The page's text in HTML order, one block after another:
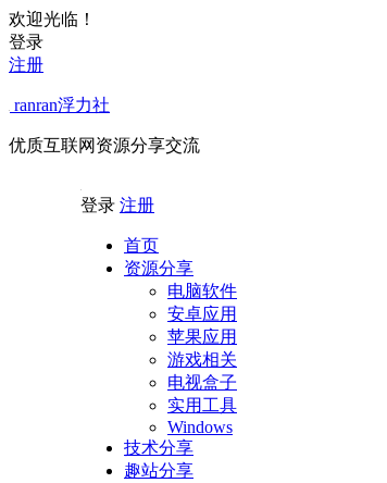
欢迎光临！
登录
注册
ranran浮力社
优质互联网资源分享交流
登录 注册
首页
资源分享
电脑软件
安卓应用
苹果应用
游戏相关
电视盒子
实用工具
Windows
技术分享
趣站分享